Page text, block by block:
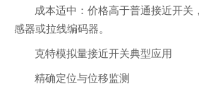
成本适中：价格高于普通接近开关
感器或拉线编码器。
克特模拟量接近开关典型应用
精确定位与位移监测